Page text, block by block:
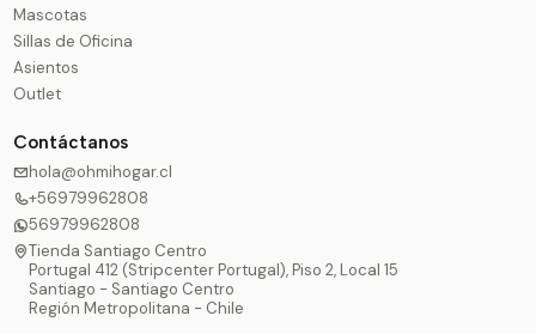
Mascotas
Sillas de Oficina
Asientos
Outlet
Contáctanos
hola@ohmihogar.cl
+56979962808
56979962808
Tienda Santiago Centro
Portugal 412 (Stripcenter Portugal), Piso 2, Local 15
Santiago - Santiago Centro
Región Metropolitana - Chile